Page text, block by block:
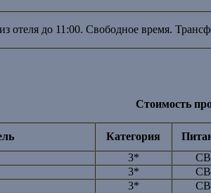
отеля до 11:00. Свободное время.
Стоимость
Категория
3*
CB
3*
CB
3*
CB